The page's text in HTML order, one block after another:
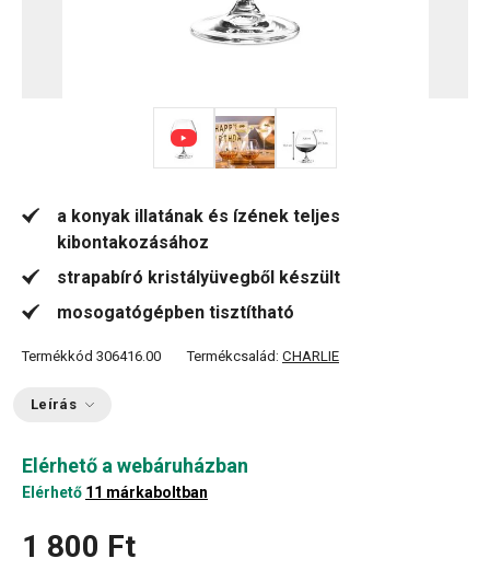
a konyak illatának és ízének teljes
kibontakozásához
strapabíró kristályüvegből készült
mosogatógépben tisztítható
Termékkód 306416.00 Termékcsalád: CHARLIE
Leírás
Elérhető a webáruházban
Elérhető 11 márkaboltban
1 800 Ft